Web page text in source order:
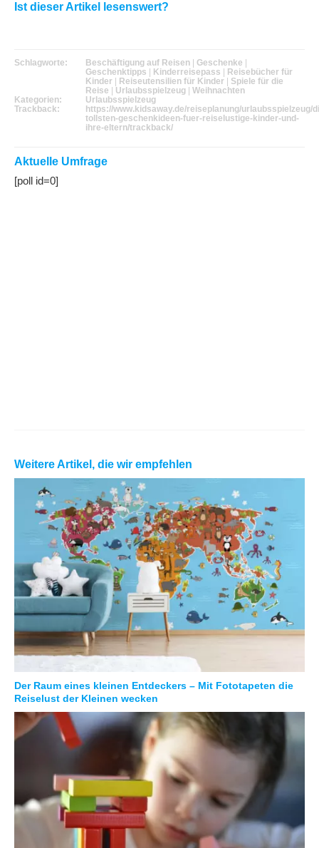
Ist dieser Artikel lesenswert?
Schlagworte: Beschäftigung auf Reisen | Geschenke |
Geschenktipps | Kinderreisepass | Reisebücher für
Kinder | Reiseutensilien für Kinder | Spiele für die
Reise | Urlaubsspielzeug | Weihnachten
Kategorien:
Urlaubsspielzeug
Trackback:
https://www.kidsaway.de/reiseplanung/urlaubsspielzeug/
tollsten-geschenkideen-fuer-reiselustige-kinder-und-
ihre-eltern/trackback/
Aktuelle Umfrage
[poll id=0]
Weitere Artikel, die wir empfehlen
Der Raum eines kleinen Entdeckers – Mit Fototapeten die
Reiselust der Kleinen wecken